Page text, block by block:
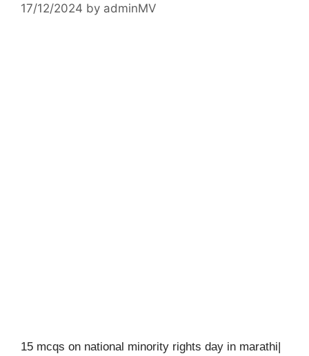
17/12/2024 by adminMV
15 mcqs on national minority rights day in marathi|